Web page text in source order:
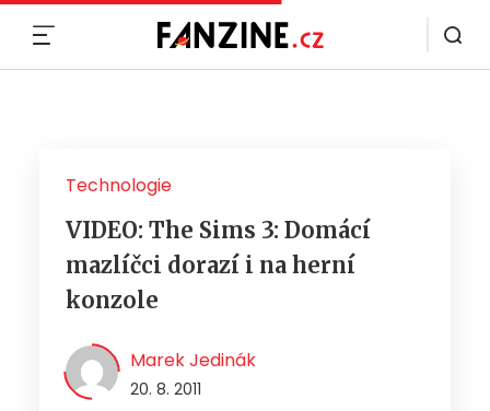
Technologie
VIDEO: The Sims 3: Domácí
mazlíčci dorazí i na herní
konzole
Marek Jedinák
20. 8. 2011